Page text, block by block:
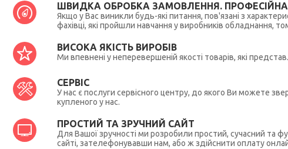
ШВИДКА ОБРОБКА ЗАМОВЛЕННЯ. ПРОФЕСІЙНА
Якщо у Вас виникли будь-які питання, пов'язані з
фахівці, які пройшли навчання у виробників обладнання,
ВИСОКА ЯКІСТЬ ВИРОБІВ
Ми впевнені у неперевершеній якості товарів, які
СЕРВІС
У нас є послуги сервісного центру, до якого Ви можете
купленого у нас.
ПРОСТИЙ ТА ЗРУЧНИЙ САЙТ
Для Вашої зручності ми розробили простий, сучасний та
сайті, зателефонувавши нам, або ж здійснити оплату